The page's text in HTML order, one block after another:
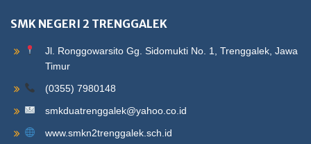
SMK NEGERI 2 TRENGGALEK
Jl. Ronggowarsito Gg. Sidomukti No. 1, Trenggalek, Jawa
Timur
(0355) 7980148
smkduatrenggalek@yahoo.co.id
www.smkn2trenggalek.sch.id